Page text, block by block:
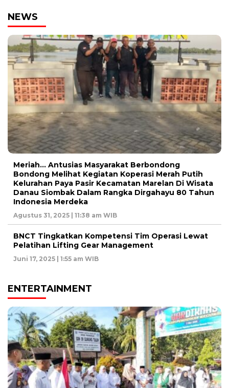
NEWS
Meriah… Antusias Masyarakat Berbondong
Bondong Melihat Kegiatan Koperasi Merah Putih
Kelurahan Paya Pasir Kecamatan Marelan Di Wisata
Danau Siombak Dalam Rangka Dirgahayu 80 Tahun
Indonesia Merdeka
Agustus 31, 2025 | 11:38 am WIB
BNCT Tingkatkan Kompetensi Tim Operasi Lewat
Pelatihan Lifting Gear Management
Juni 17, 2025 | 1:55 am WIB
ENTERTAINMENT